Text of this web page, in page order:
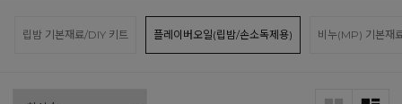
립밤 기본재료/DIY 키트 플레이버오일(립밤/손소독제용) 비누(MP) 기본재